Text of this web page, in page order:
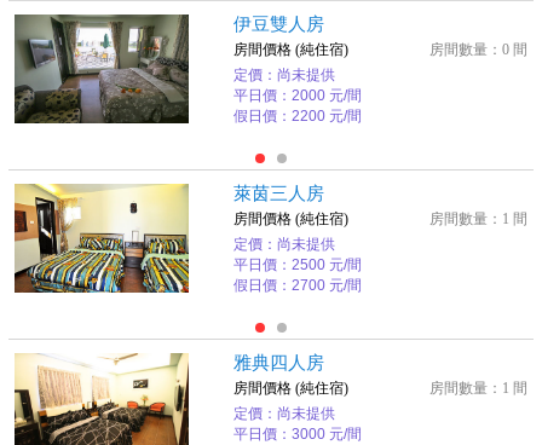
伊豆雙人房
房間數量：0 間
房間價格 (純住宿)
定價：尚未提供
平日價：2000 元/間
假日價：2200 元/間
萊茵三人房
房間數量：1 間
房間價格 (純住宿)
定價：尚未提供
平日價：2500 元/間
假日價：2700 元/間
雅典四人房
房間數量：1 間
房間價格 (純住宿)
定價：尚未提供
平日價：3000 元/間